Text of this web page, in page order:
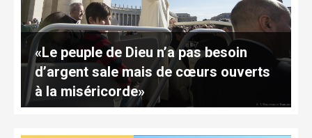
«Le peuple de Dieu n’a pas besoin
d’argent sale mais de cœurs ouverts
à la miséricorde»